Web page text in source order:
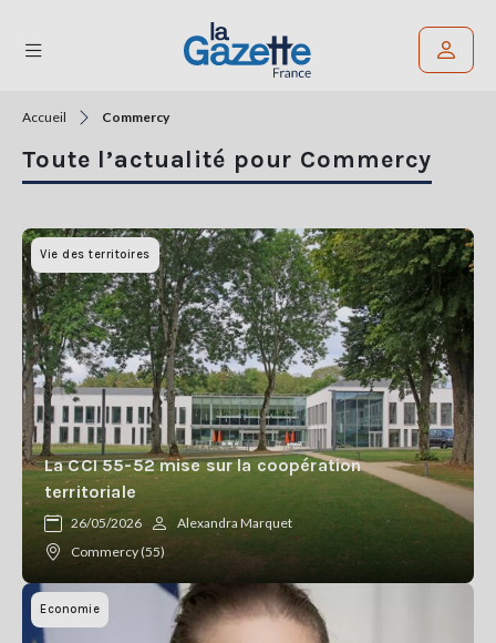
THÉMATIQUES
RÉGIONS
FORMATS
TENDANCES
SERVICES
LA
GAZETTE
Se
S'abonner
Accueil Commercy
Toute l’actualité pour Commercy
Vie des territoires
La CCI 55-52 mise sur la coopération
territoriale
26/05/2026
Alexandra Marquet
Commercy (55)
Economie